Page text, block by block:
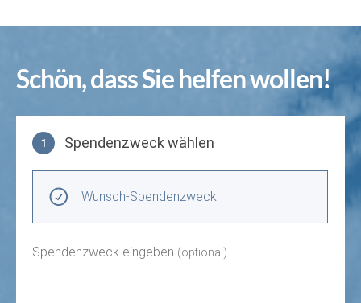
Schön, dass Sie helfen wollen!
1 Spendenzweck wählen
Wunsch-Spendenzweck
Spendenzweck eingeben (optional)